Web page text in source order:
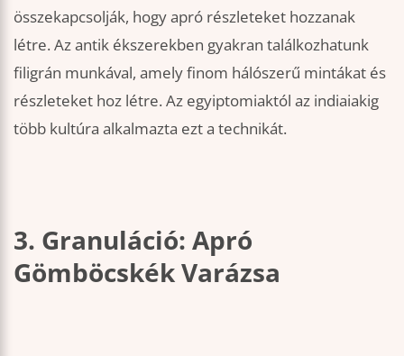
összekapcsolják, hogy apró részleteket hozzanak
létre. Az antik ékszerekben gyakran találkozhatunk
filigrán munkával, amely finom hálószerű mintákat és
részleteket hoz létre. Az egyiptomiaktól az indiaiakig
több kultúra alkalmazta ezt a technikát.
3. Granuláció: Apró
Gömböcskék Varázsa